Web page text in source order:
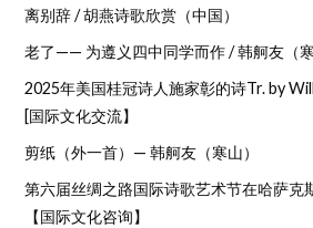
离别辞 / 胡燕诗歌欣赏（中国）
老了—— 为遵义四中同学而作 / 韩舸友（寒
2025年美国桂冠诗人施家彰的诗Tr. by
[国际文化交流】
剪纸（外一首）— 韩舸友（寒山）
第六届丝绸之路国际诗歌艺术节在哈萨克
【国际文化咨询】